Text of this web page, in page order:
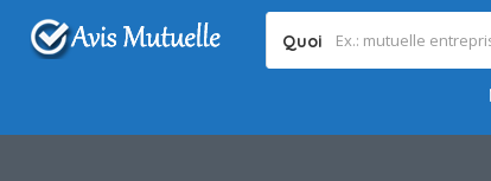
Quoi